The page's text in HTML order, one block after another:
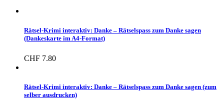
Rätsel-Krimi interaktiv: Danke – Rätselspass zum Danke sagen
(Dankeskarte im A4-Format)
CHF 7.80
Rätsel-Krimi interaktiv: Danke – Rätselspass zum Danke sagen (zum
selber ausdrucken)